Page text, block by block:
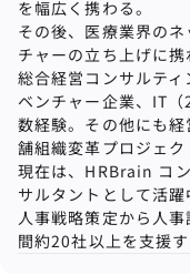
を幅広く携わる。
その後、医療業界の
チャーの立ち上げに携
総合経営コンサルテ
ベンチャー企業、IT
数経験。その他にも
舗組織変⾰プロジェク
現在は、HRBrain コ
サルタントとして活躍
人事戦略策定から人
間約20社以上を支援す